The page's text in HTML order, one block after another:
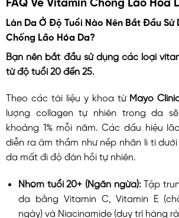
Làn Da Ở Độ Tuổi Nào Nên Bắt Đầu Sử
Chống Lão Hóa Da?
Bạn nên bắt đầu sử dụng các loại
từ độ tuổi 20 đến 25.
Theo các tài liệu y khoa từ Mayo
lượng collagen tự nhiên trong da
khoảng 1% mỗi năm. Các dấu hiệu
diễn ra âm thầm như nếp nhăn li ti
da mất đi độ đàn hồi tự nhiên.
Nhóm tuổi 20+ (Ngăn ngừa):Tập
da bằng Vitamin C, Vitamin E
ngày) và Niacinamide (duy trì hàng